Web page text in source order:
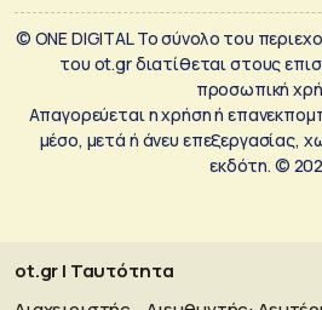
© ONE DIGITAL Το σύνολο του
του ot.gr διατίθεται στους
προσωπική
Απαγορεύεται η χρήση ή
μέσο, μετά ή άνευ επεξεργασίας,
εκδότη. ©
ot.gr | Ταυτότητα